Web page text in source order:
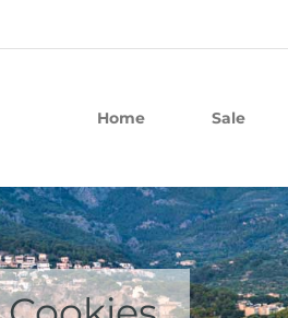
Home Sale